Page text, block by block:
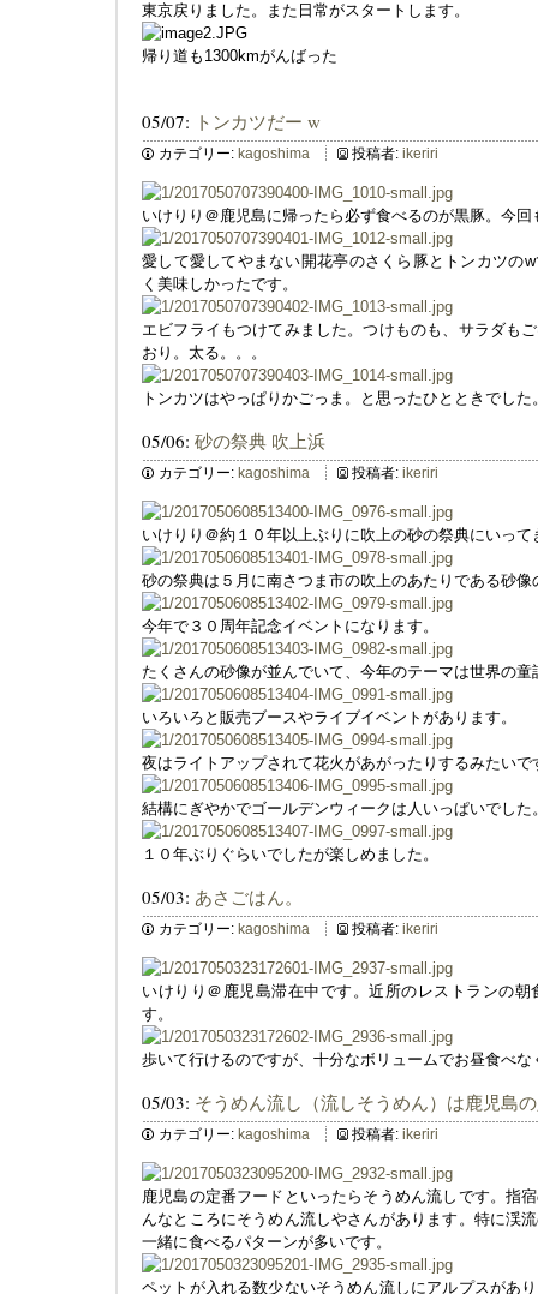
東京戻りました。また日常がスタートします。
帰り道も1300kmがんばった
05/07: トンカツだー w
カテゴリー: kagoshima 投稿者: ikeriri
いけりり＠鹿児島に帰ったら必ず食べるのが黒豚。今
愛して愛してやまない開花亭のさくら豚とトンカツの
く美味しかったです。
エビフライもつけてみました。つけものも、サラダも
おり。太る。。。
トンカツはやっぱりかごっま。と思ったひとときでした
05/06: 砂の祭典 吹上浜
カテゴリー: kagoshima 投稿者: ikeriri
いけりり＠約１０年以上ぶりに吹上の砂の祭典にいって
砂の祭典は５月に南さつま市の吹上のあたりである砂像
今年で３０周年記念イベントになります。
たくさんの砂像が並んでいて、今年のテーマは世界の
いろいろと販売ブースやライブイベントがあります。
夜はライトアップされて花火があがったりするみたいで
結構にぎやかでゴールデンウィークは人いっぱいでした
１０年ぶりぐらいでしたが楽しめました。
05/03: あさごはん。
カテゴリー: kagoshima 投稿者: ikeriri
いけりり＠鹿児島滞在中です。近所のレストランの
す。
歩いて行けるのですが、十分なボリュームでお昼食べ
05/03: そうめん流し（流しそうめん）は鹿児島
カテゴリー: kagoshima 投稿者: ikeriri
鹿児島の定番フードといったらそうめん流しです。指
んなところにそうめん流しやさんがあります。特に渓
一緒に食べるパターンが多いです。
ペットが入れる数少ないそうめん流しにアルプスがあ